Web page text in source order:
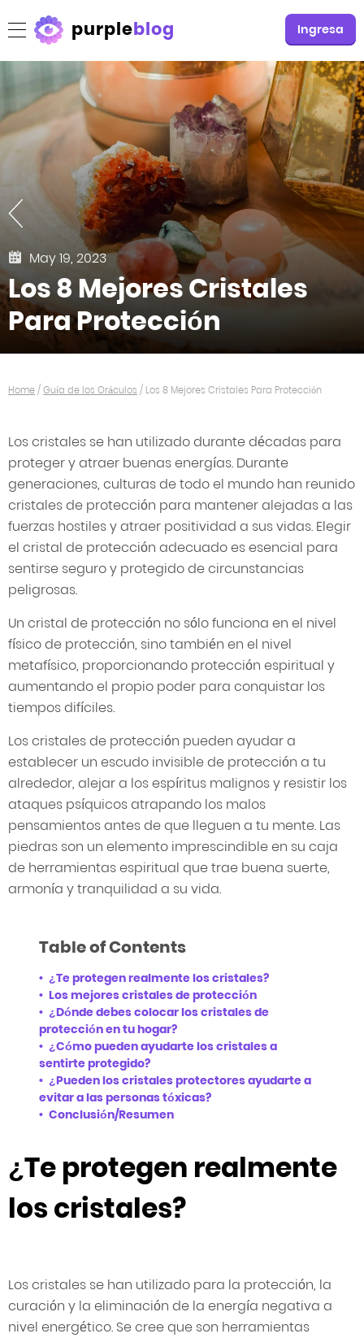
purpleblog Ingresa
May 19, 2023
Los 8 Mejores Cristales
Para Protección
Home/Guía de los Oráculos / Los 8 Mejores Cristales Para Protección
Los cristales se han utilizado durante décadas para
proteger y atraer buenas energías. Durante
generaciones, culturas de todo el mundo han reunido
cristales de protección para mantener alejadas a las
fuerzas hostiles y atraer positividad a sus vidas. Elegir
el cristal de protección adecuado es esencial para
sentirse seguro y protegido de circunstancias
peligrosas.
Un cristal de protección no sólo funciona en el nivel
físico de protección, sino también en el nivel
metafísico, proporcionando protección espiritual y
aumentando el propio poder para conquistar los
tiempos difíciles.
Los cristales de protección pueden ayudar a
establecer un escudo invisible de protección a tu
alrededor, alejar a los espíritus malignos y resistir los
ataques psíquicos atrapando los malos
pensamientos antes de que lleguen a tu mente. Las
piedras son un elemento imprescindible en su caja
de herramientas espiritual que trae buena suerte,
armonía y tranquilidad a su vida.
Table of Contents
¿Te protegen realmente los cristales?
Los mejores cristales de protección
¿Dónde debes colocar los cristales de
protección en tu hogar?
¿Cómo pueden ayudarte los cristales a
sentirte protegido?
¿Pueden los cristales protectores ayudarte a
evitar a las personas tóxicas?
Conclusión/Resumen
¿Te protegen realmente
los cristales?
Los cristales se han utilizado para la protección, la
curación y la eliminación de la energía negativa a
nivel energético. Se cree que son herramientas